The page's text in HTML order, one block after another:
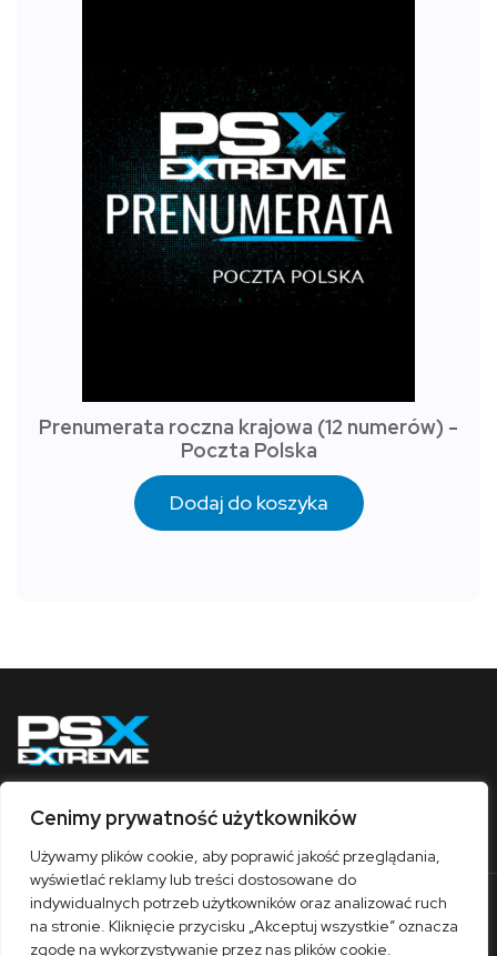
Cenimy prywatność użytkowników
Używamy plików cookie, aby poprawić jakość przeglądania,
wyświetlać reklamy lub treści dostosowane do
indywidualnych potrzeb użytkowników oraz analizować ruch
na stronie. Kliknięcie przycisku „Akceptuj wszystkie” oznacza
zgodę na wykorzystywanie przez nas plików cookie.
Prenumerata roczna krajowa (12 numerów) -
Poczta Polska
Dodaj do koszyka
Obserwuj nas
O nas Współpraca Kontakt
Sklep
Polityka prywatności
Regulamin